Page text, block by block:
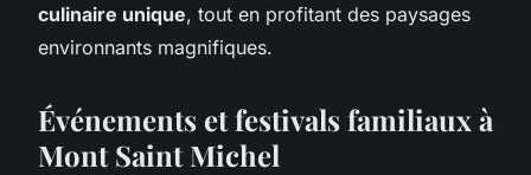
culinaire unique, tout en profitant des paysages
environnants magnifiques.
Événements et festivals familiaux à
Mont Saint Michel